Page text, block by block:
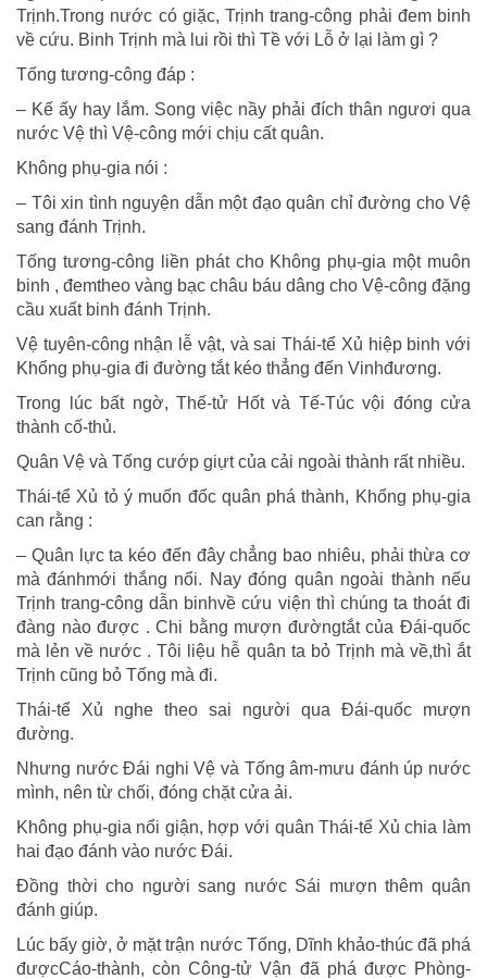
Trịnh.Trong nước có giặc, Trịnh trang-công phải đem binh
về cứu. Binh Trịnh mà lui rồi thì Tề với Lỗ ở lại làm gì ?
Tống tương-công đáp :
– Kế ấy hay lắm. Song việc nầy phải đích thân ngươi qua
nước Vệ thì Vệ-công mới chịu cất quân.
Không phụ-gia nói :
– Tôi xin tình nguyện dẫn một đạo quân chỉ đường cho Vệ
sang đánh Trịnh.
Tống tương-công liền phát cho Không phụ-gia một muôn
binh , đemtheo vàng bạc châu báu dâng cho Vệ-công đặng
cầu xuất binh đánh Trịnh.
Vệ tuyên-công nhận lễ vật, và sai Thái-tể Xủ hiệp binh với
Khổng phụ-gia đi đường tắt kéo thẳng đến Vinhđương.
Trong lúc bất ngờ, Thế-tử Hốt và Tế-Túc vội đóng cửa
thành cố-thủ.
Quân Vệ và Tống cướp giựt của cải ngoài thành rất nhiều.
Thái-tể Xủ tỏ ý muốn đốc quân phá thành, Khổng phụ-gia
can rằng :
– Quân lực ta kéo đến đây chẳng bao nhiêu, phải thừa cơ
mà đánhmới thắng nổi. Nay đóng quân ngoài thành nếu
Trịnh trang-công dẫn binhvề cứu viện thì chúng ta thoát đi
đàng nào được . Chi bằng mượn đườngtắt của Đái-quốc
mà lẻn về nước . Tôi liệu hễ quân ta bỏ Trịnh mà về,thì ắt
Trịnh cũng bỏ Tống mà đi.
Thái-tể Xủ nghe theo sai người qua Đái-quốc mượn
đường.
Nhưng nước Đái nghi Vệ và Tống âm-mưu đánh úp nước
mình, nên từ chối, đóng chặt cửa ải.
Không phụ-gia nổi giận, hợp với quân Thái-tể Xủ chia làm
hai đạo đánh vào nước Đái.
Đồng thời cho người sang nước Sái mượn thêm quân
đánh giúp.
Lúc bấy giờ, ở mặt trận nước Tống, Dĩnh khảo-thúc đã phá
đượcCáo-thành, còn Công-tử Vận đã phá được Phòng-